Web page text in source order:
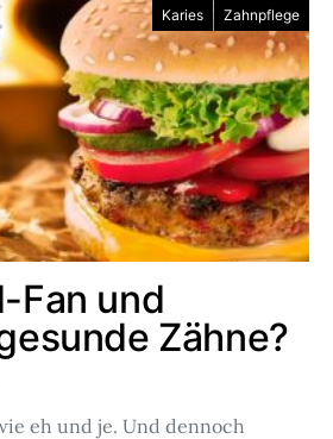
Karies Zahnpflege
Fan und
Zähne?
eh und je. Und dennoch